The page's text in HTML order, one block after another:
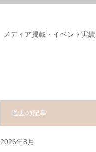
メディア掲載・イベント実績
過去の記事
2026年8月